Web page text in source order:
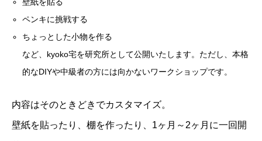
ペンキに挑戦する
ちょっとした小物を作る
など、kyoko宅を研究所として公開いたします。ただし、本格
的なDIYや中級者の方には向かないワークショップです。
内容はそのときどきでカスタマイズ。
壁紙を貼ったり、棚を作ったり、1ヶ月～2ヶ月に一回開